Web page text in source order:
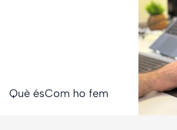
Què ésCom ho fem